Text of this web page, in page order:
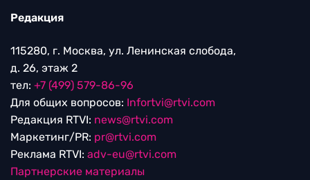
Редакция
115280, г. Москва, ул. Ленинская слобода,
д. 26, этаж 2
тел: +7 (499) 579-86-96
Для общих вопросов: Infortvi@rtvi.com
Редакция RTVI: news@rtvi.com
Маркетинг/PR: pr@rtvi.com
Реклама RTVI: adv-eu@rtvi.com
Партнерские материалы